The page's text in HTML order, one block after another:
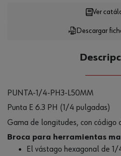
Descargar
Ver
PUNTA-1/4-PH3-L50MM
Punta E 6.3 PH (1/4 pulgadas)
Gama de longitudes, con código
Broca para herramientas
El vástago hexagonal de